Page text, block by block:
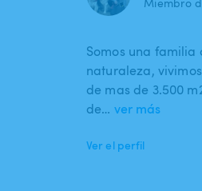
Somos una familia
naturaleza,
de mas de 3.500
de… ver más
Ver el perfil